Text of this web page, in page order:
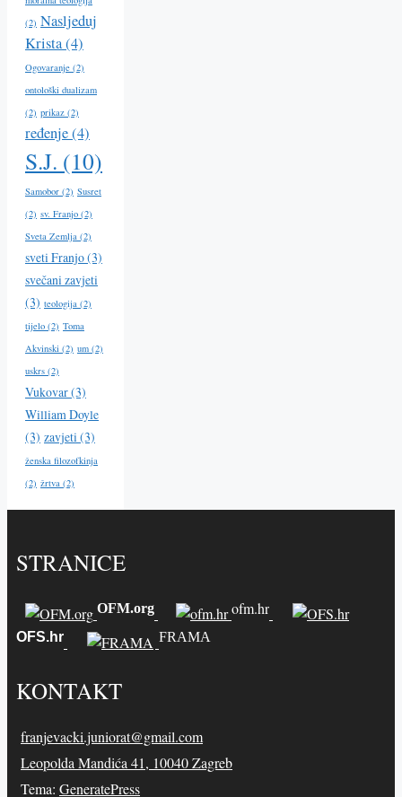
(2) Nasljeduj
Krista(4)
Ogovaranje (2)
ontološki dualizam
(2) prikaz (2)
ređenje(4)
S.J. (10)
Samobor (2) Susret
(2) sv. Franjo (2)
Sveta Zemlja (2)
sveti Franjo(3)
svečani zavjeti
(3) teologija (2)
tijelo (2) Toma
Akvinski (2) um (2)
uskrs (2)
Vukovar(3)
William Doyle
(3) zavjeti (3)
ženska filozofkinja
(2) žrtva (2)
STRANICE
OFM.org ofm.hr
OFS.hr FRAMA
KONTAKT
franjevacki.juniorat@gmail.com
Leopolda Mandića 41, 10040 Zagreb
Tema: GeneratePress